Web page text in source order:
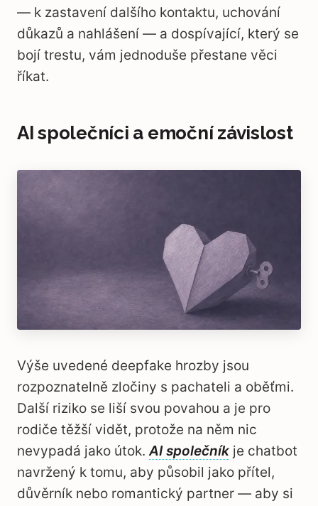
— k zastavení dalšího kontaktu, uchování
důkazů a nahlášení — a dospívající, který se
bojí trestu, vám jednoduše přestane věci
říkat.
AI společníci a emoční závislost
Výše uvedené deepfake hrozby jsou
rozpoznatelně zločiny s pachateli a oběťmi.
Další riziko se liší svou povahou a je pro
rodiče těžší vidět, protože na něm nic
nevypadá jako útok.AI společník je chatbot
navržený k tomu, aby působil jako přítel,
důvěrník nebo romantický partner — aby si